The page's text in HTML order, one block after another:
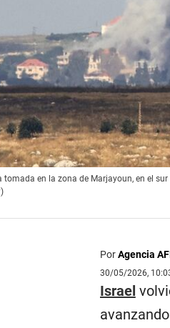
en la zona de Marjayoun, en el
PorAgencia
30/05/2026,
Israel